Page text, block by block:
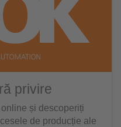
privire
și descoperiți
de producție ale